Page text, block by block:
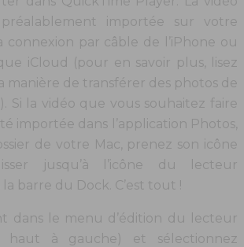
importée sur votre
connexion par câble de l’iPhone ou
iCloud (pour en savoir plus, lisez
manière de transférer des photos de
Si la vidéo que vous souhaitez faire
importée dans l’application Photos,
de votre Mac, prenez son icône
jusqu’à l’icône du lecteur
barre du Dock. C’est tout !
dans le menu d’édition du lecteur
haut à gauche) et sélectionnez